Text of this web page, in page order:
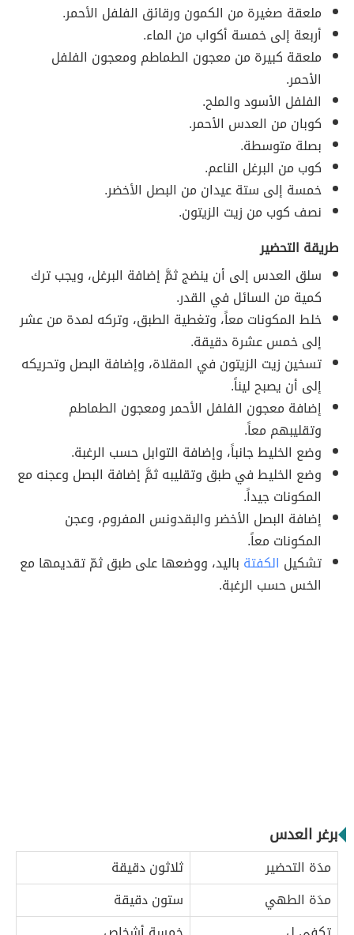
ملعقة صغيرة من الكمون ورقائق الفلفل الأحمر.
أربعة إلى خمسة أكواب من الماء.
ملعقة كبيرة من معجون الطماطم ومعجون الفلفل
الأحمر.
الفلفل الأسود والملح.
كوبان من العدس الأحمر.
بصلة متوسطة.
كوب من البرغل الناعم.
خمسة إلى ستة عيدان من البصل الأخضر.
نصف كوب من زيت الزيتون.
طريقة التحضير
سلق العدس إلى أن ينضج ثمَّ إضافة البرغل، ويجب ترك
كمية من السائل في القدر.
خلط المكونات معاً، وتغطية الطبق، وتركه لمدة من عشر
إلى خمس عشرة دقيقة.
تسخين زيت الزيتون في المقلاة، وإضافة البصل وتحريكه
إلى أن يصبح ليناً.
إضافة معجون الفلفل الأحمر ومعجون الطماطم
وتقليبهم معاً.
وضع الخليط جانباً، وإضافة التوابل حسب الرغبة.
وضع الخليط في طبق وتقليبه ثمَّ إضافة البصل وعجنه مع
المكونات جيداً.
إضافة البصل الأخضر والبقدونس المفروم، وعجن
المكونات معاً.
تشكيل الكفتة باليد، ووضعها على طبق ثمّ تقديمها مع
الخس حسب الرغبة.
برغر العدس
مدَة التحضير
ثلاثون دقيقة
مدَة الطهي
ستون دقيقة